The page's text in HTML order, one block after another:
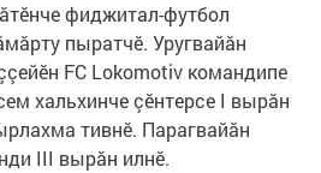
фиджитал-футбол
пыратчӗ. Уругвайăн
FC Lokomotiv командипе
хальхинче çӗнтерсе I вырăн
тивнӗ. Парагвайăн
III вырăн илнӗ.